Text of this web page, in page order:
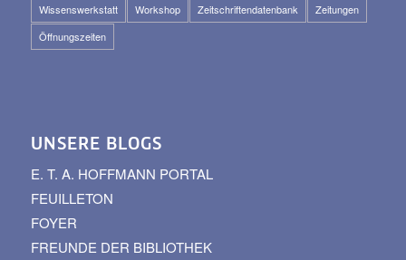
Wissenswerkstatt
Workshop Zeitschriftendatenbank
Zeitungen
Öffnungszeiten
UNSERE BLOGS
E. T. A. HOFFMANN PORTAL
FEUILLETON
FOYER
FREUNDE DER BIBLIOTHEK